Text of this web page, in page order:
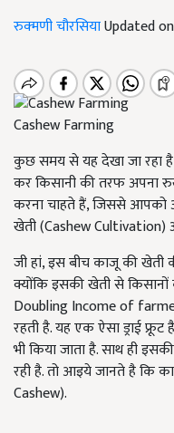
रुक्मणी चौरसियाUpdated
Cashew Farming
कुछ समय से यह देखा जा रहा
कर किसानी की तरफ अपना
करना चाहते हैं, जिससे आपको
खेती (Cashew
जी हां, इस बीच काजू की
क्योंकि इसकी खेती से किसानों
Doubling Income of
रहती है. यह एक ऐसा ड्राई
भी किया जाता है. साथ ही
रही है. तो आइये जानते है कि
Cashew).